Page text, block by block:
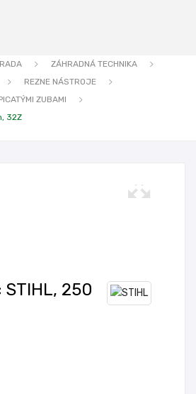
ZÁHRADNÁ TECHNIKA
REZNE NÁSTROJE
ZUBAMI
32Z
250